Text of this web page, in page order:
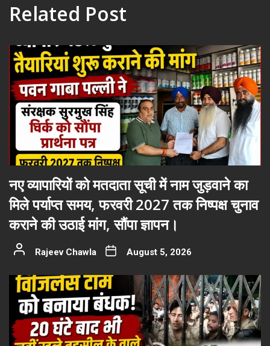
Related Post
नए व्यापारियों को मतदाता सूची में नाम जुड़वाने का
मिले पर्याप्त समय, फरवरी 2027 तक निष्पक्ष चुनाव
कराने की उठाई मांग, सौंपा ज्ञापन।
Rajeev Chawla August 5, 2026